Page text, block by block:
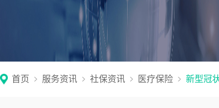
首页 服务资讯 社保资讯 医疗保险 新型冠